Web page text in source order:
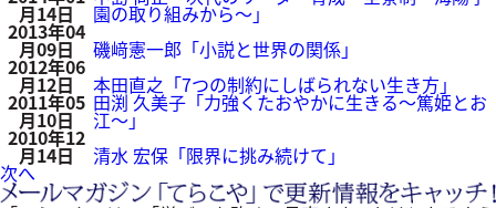
月14日 園の取り組みから～」
2013年04
月09日 磯﨑憲一郎「小説と世界の関係」
2012年06
月12日 本田直之「7つの制約にしばられない生き方」
2011年05
月10日
田渕 久美子「力強くたおやかに生きる～篤姫とお
江～」
2010年12
月14日 清水 宏保「限界に挑み続けて」
次へ